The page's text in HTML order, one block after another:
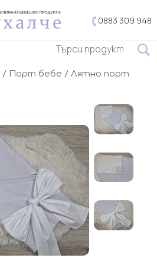
0883 309 948
/ Порт бебе / Лятно порт